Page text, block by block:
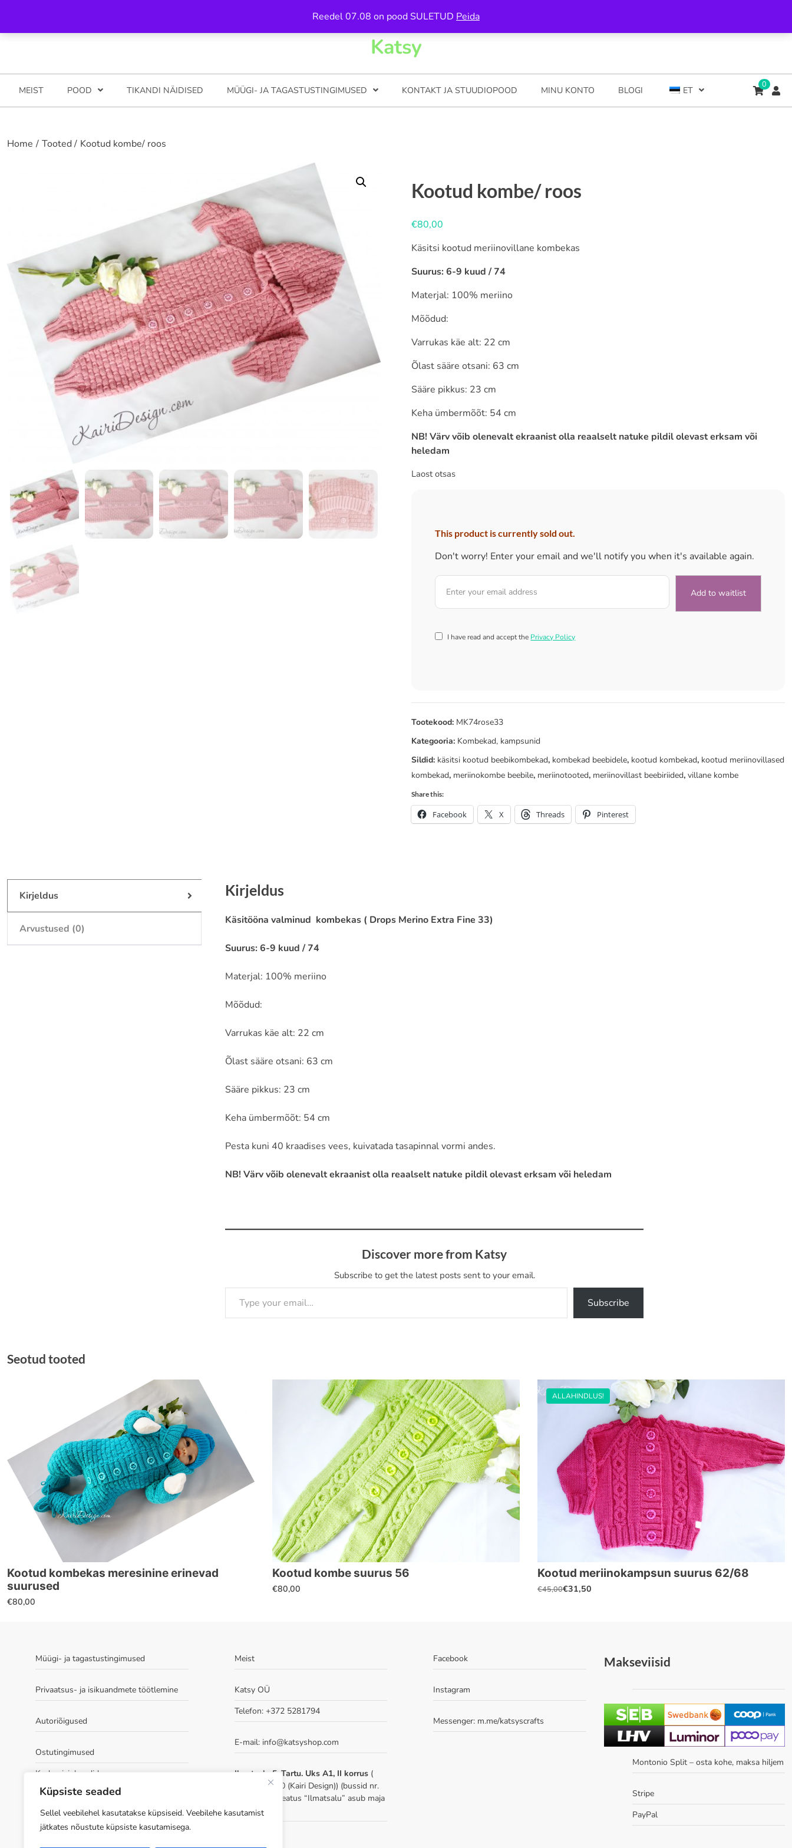
Küpsiste seaded
Sellel veebilehel kasutatakse küpsiseid. Veebilehe kasutamist
jätkates nõustute küpsiste kasutamisega.
Reedel 07.08 on pood SULETUD Peida
content
info@katsyshop.com Pood: Ilmatsalu, tn 5, Tartu / Avamise ajad on kirjas kontkati all
Katsy
MEIST POOD TIKANDI NÄIDISED MÜÜGI- JA TAGASTUSTINGIMUSED KONTAKT JA STUUDIOPOOD MINU KONTO BLOGI ET
0
Home Tooted Kootud kombe/ roos
Kootud kombe/ roos
€80,00
Käsitsi kootud meriinovillane kombekas
Suurus: 6-9 kuud / 74
Materjal: 100% meriino
Mõõdud:
Varrukas käe alt: 22 cm
Õlast sääre otsani: 63 cm
Sääre pikkus: 23 cm
Keha ümbermõõt: 54 cm
NB! Värv võib olenevalt ekraanist olla reaalselt natuke pildil olevast erksam või
heledam
Laost otsas
This product is currently sold out.
Don't worry! Enter your email and we'll notify you when it's available again.
I have read and accept the Privacy Policy
Tootekood: MK74rose33
Kategooria: Kombekad, kampsunid
Sildid: käsitsi kootud beebikombekad, kombekad beebidele, kootud kombekad, kootud meriinovillased
kombekad, meriinokombe beebile, meriinotooted, meriinovillast beebiriided,villane kombe
Share this:
Facebook X Threads Pinterest
Kirjeldus
Arvustused (0)
Kirjeldus
Käsitööna valminud kombekas ( Drops Merino Extra Fine 33)
Suurus: 6-9 kuud / 74
Materjal: 100% meriino
Mõõdud:
Varrukas käe alt: 22 cm
Õlast sääre otsani: 63 cm
Sääre pikkus: 23 cm
Keha ümbermõõt: 54 cm
Pesta kuni 40 kraadises vees, kuivatada tasapinnal vormi andes.
NB! Värv võib olenevalt ekraanist olla reaalselt natuke pildil olevast erksam või heledam
Discover more from Katsy
Subscribe to get the latest posts sent to your email.
Type your email…
Subscribe
Seotud tooted
Sellel
tootel
on
Kootud kombekas meresinine erinevad
suurused
€80,00
Kootud kombe suurus 56
€80,00
ALLAHINDLUS!
Kootud meriinokampsun suurus 62/68
€45,00
Algne €31,50
Praegune
Müügi- ja tagastustingimused
Privaatsus- ja isikuandmete töötlemine
Autoriõigused
Ostutingimused
Kudumisjuhendid
Meist
Katsy OÜ
Telefon: +372 5281794
E-mail: info@katsyshop.com
Ilmatsalu 5, Tartu. Uks A1, II korrus (
tuba 209-210 (Kairi Design)) (bussid nr.
2, 10 ja 22, peatus “Ilmatsalu” asub maja
ees)
Facebook
Instagram
Messenger: m.me/katsyscrafts
Makseviisid
Montonio Split – osta kohe, maksa hiljem
Stripe
PayPal